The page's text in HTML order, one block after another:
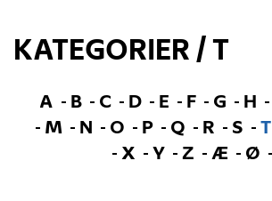
KATEGORIER / T
A B C D E F G H
M
N O P Q R S T
X
Y Z Æ Ø